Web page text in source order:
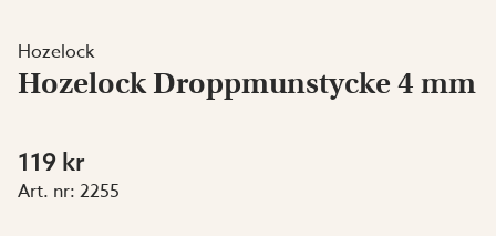
Hozelock
Hozelock Droppmunstycke 4 mm
119 kr
Art. nr: 2255